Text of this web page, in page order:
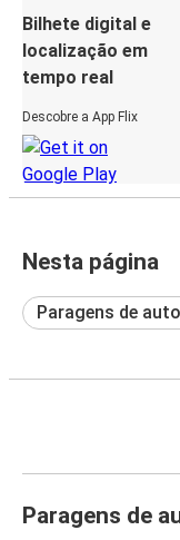
Bilhete digital e
localização em
tempo real
Descobre a App Flix
Nesta página
Paragens de
Paragens de